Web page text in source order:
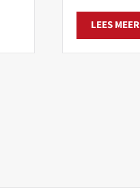
LEES MEER